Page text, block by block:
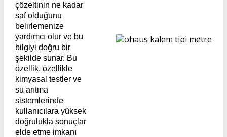
çözeltinin ne kadar
saf olduğunu
belirlemenize
yardımcı olur ve bu
bilgiyi doğru bir
şekilde sunar. Bu
özellik, özellikle
kimyasal testler ve
su arıtma
sistemlerinde
kullanıcılara yüksek
doğrulukla sonuçlar
elde etme imkanı